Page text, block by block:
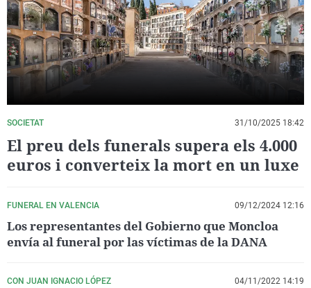
La rosa de los vientos
Gente viajera
Como el perro y el
Caso
Retornados
Equipo de
Operación Viuda
Extremadura
Galicia
La Rioja
País Vasco
Virales
Televisión
Elecciones
SOCIETAT 31/10/2025 18:42
El preu dels funerals supera els 4.000
euros i converteix la mort en un luxe
FUNERAL EN VALENCIA 09/12/2024 12:16
Los representantes del Gobierno que Moncloa
envía al funeral por las víctimas de la DANA
CON JUAN IGNACIO LÓPEZ 04/11/2022 14:19